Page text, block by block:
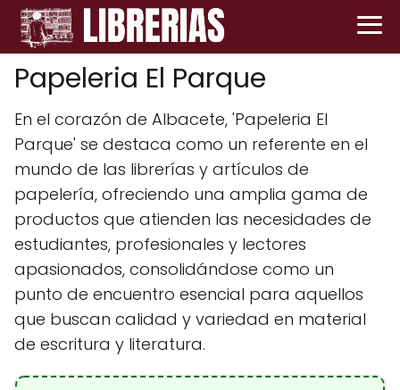
Papeleria El Parque
En el corazón de Albacete, 'Papeleria El
Parque' se destaca como un referente en el
mundo de las librerías y artículos de
papelería, ofreciendo una amplia gama de
productos que atienden las necesidades de
estudiantes, profesionales y lectores
apasionados, consolidándose como un
punto de encuentro esencial para aquellos
que buscan calidad y variedad en material
de escritura y literatura.